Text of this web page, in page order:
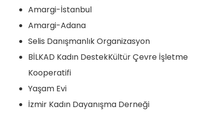
Amargi-İstanbul
Amargi-Adana
Selis Danışmanlık Organizasyon
BİLKAD Kadın DestekKültür Çevre İşletme
Kooperatifi
Yaşam Evi
İzmir Kadın Dayanışma Derneği